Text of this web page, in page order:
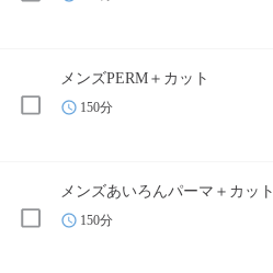
メンズPERM＋カット
150分
メンズあいろんパーマ＋カット
150分